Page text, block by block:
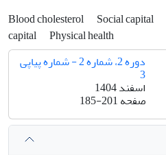
Blood cholesterol Social capital
capital
Physical health
دوره 2، شماره 2 - شماره پیاپی
3
اسفند 1404
صفحه185-201